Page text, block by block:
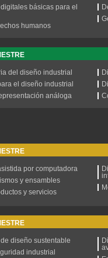
básicas para el
humanos
del diseño industrial
el diseño industrial
análoga
por computadora
y ensambles
y servicios
diseño sustentable
industrial